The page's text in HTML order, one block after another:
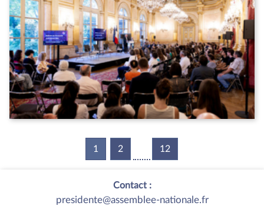
1 (current)
2 12
Contact :
presidente@assemblee-nationale.fr